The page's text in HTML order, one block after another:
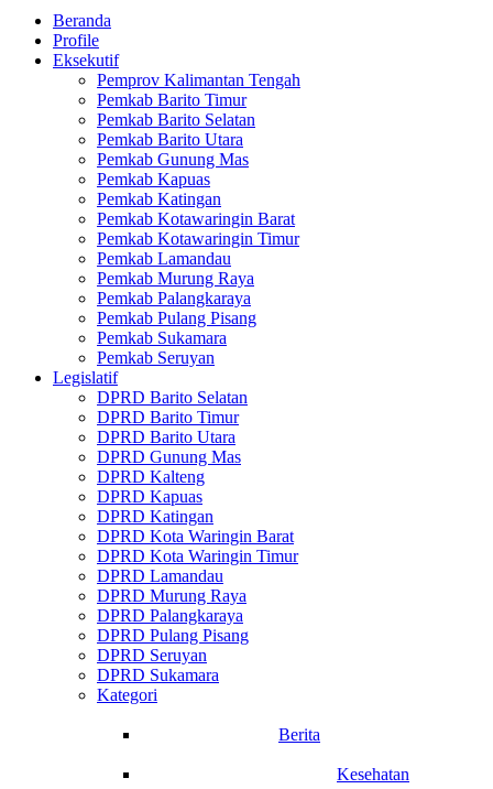
Beranda
Profile
Eksekutif
Pemprov Kalimantan Tengah
Pemkab Barito Timur
Pemkab Barito Selatan
Pemkab Barito Utara
Pemkab Gunung Mas
Pemkab Kapuas
Pemkab Katingan
Pemkab Kotawaringin Barat
Pemkab Kotawaringin Timur
Pemkab Lamandau
Pemkab Murung Raya
Pemkab Palangkaraya
Pemkab Pulang Pisang
Pemkab Sukamara
Pemkab Seruyan
Legislatif
DPRD Barito Selatan
DPRD Barito Timur
DPRD Barito Utara
DPRD Gunung Mas
DPRD Kalteng
DPRD Kapuas
DPRD Katingan
DPRD Kota Waringin Barat
DPRD Kota Waringin Timur
DPRD Lamandau
DPRD Murung Raya
DPRD Palangkaraya
DPRD Pulang Pisang
DPRD Seruyan
DPRD Sukamara
Kategori
Berita
Kesehatan